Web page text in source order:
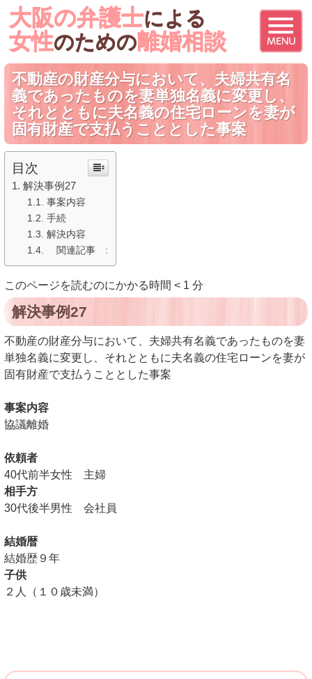
大阪の弁護士による
女性のための離婚相談
不動産の財産分与において、夫婦共有名
義であったものを妻単独名義に変更し、
それとともに夫名義の住宅ローンを妻が
固有財産で支払うこととした事案
目次
解決事例27
事案内容
手続
解決内容
関連記事 :
このページを読むのにかかる時間 < 1 分
解決事例27
不動産の財産分与において、夫婦共有名義であったものを妻
単独名義に変更し、それとともに夫名義の住宅ローンを妻が
固有財産で支払うこととした事案
事案内容
協議離婚
依頼者
40代前半女性 主婦
相手方
30代後半男性 会社員
結婚暦
結婚歴９年
子供
２人（１０歳未満）